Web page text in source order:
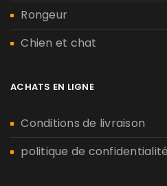
Rongeur
Chien et chat
ACHATS EN LIGNE
Conditions de livraison
politique de confidentialité